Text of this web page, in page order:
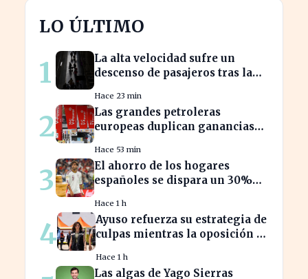
LO ÚLTIMO
1
La alta velocidad sufre un
descenso de pasajeros tras la
Hace 23 min
2
Las grandes petroleras
europeas duplican ganancias
Hace 53 min
3
El ahorro de los hogares
españoles se dispara un 30%
Hace 1 h
4
Ayuso refuerza su estrategia de
culpas mientras la oposición la
Hace 1 h
Las algas de Yago Sierras